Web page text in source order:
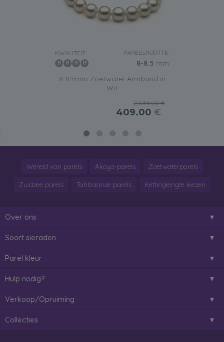
KWALITEIT: PARELGROOTTE:
8-8.5 mm
8-8.5mm Zoetwater Armband in
Wit
2,039.00 €
409.00 €
Wereld van parels Akoya-parels Zoetwaterparels
Zuidzee parels Tahitiaanse parels Kettinglengte kiezen
Over ons
Soort sieraden
Parel kleur
Hulp nodig?
Verkoop/Opruiming
Collecties